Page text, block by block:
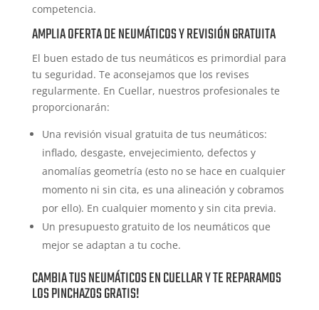
competencia.
AMPLIA OFERTA DE NEUMÁTICOS Y REVISIÓN GRATUITA
El buen estado de tus neumáticos es primordial para
tu seguridad. Te aconsejamos que los revises
regularmente. En Cuellar, nuestros profesionales te
proporcionarán:
Una revisión visual gratuita de tus neumáticos:
inflado, desgaste, envejecimiento, defectos y
anomalías geometría (esto no se hace en cualquier
momento ni sin cita, es una alineación y cobramos
por ello). En cualquier momento y sin cita previa.
Un presupuesto gratuito de los neumáticos que
mejor se adaptan a tu coche.
CAMBIA TUS NEUMÁTICOS EN CUELLAR Y TE REPARAMOS
LOS PINCHAZOS GRATIS!